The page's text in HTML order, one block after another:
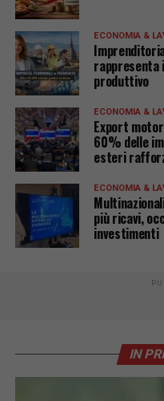
ECONOMIA &
produttivo
ECONOMIA &
Export
60% delle
esteri
ECONOMIA &
più ricavi,
investimenti
IN